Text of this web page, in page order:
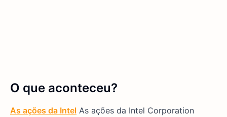
O que aconteceu?
As ações da Intel As ações da Intel Corporation